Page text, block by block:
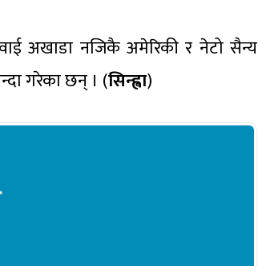
अखाडा नजिकै अमेरिकी र नेटो सैन्य
गरेका छन् । (सिन्ह्वा)